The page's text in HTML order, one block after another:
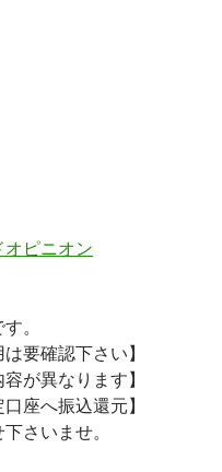
ピニオン
。
要確認下さい】
が異なります】
座へ振込還元】
さいませ。